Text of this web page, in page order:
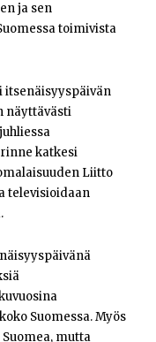
ja sen
toimivista
itsenäisyyspäivän
näyttävästi
katkesi
Liitto
televisioidaan
Suomessa. Myös
mutta